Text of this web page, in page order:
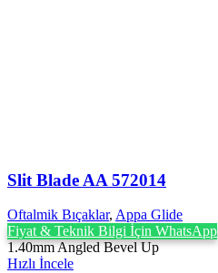
Slit Blade AA 572014
Oftalmik Bıçaklar, Appa Glide
Fiyat & Teknik Bilgi İçin WhatsApp
1.40mm Angled Bevel Up
Hızlı İncele